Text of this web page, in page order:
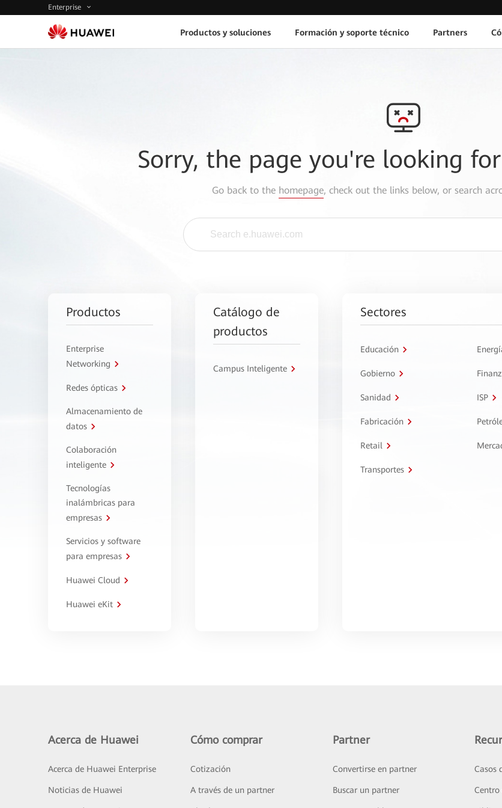
Enterprise
Productos y soluciones Formación y soporte técnico Partners
Sorry, the page you're looking
Go back to the homepage, check out the links below, or search
Productos
Enterprise
Networking
Redes ópticas
Almacenamiento de
datos
Colaboración
inteligente
Tecnologías
inalámbricas para
empresas
Servicios y software
para empresas
Huawei Cloud
Huawei eKit
Catálogo de
productos
Campus Inteligente
Sectores
Educación
Gobierno
Sanidad ISP
Fabricación
Retail
Transportes
Acerca de Huawei
Acerca de Huawei Enterprise
Noticias de Huawei
Cómo comprar
Cotización
A través de un partner
Partner
Convertirse en partner
Buscar un partner
Casos
Centro